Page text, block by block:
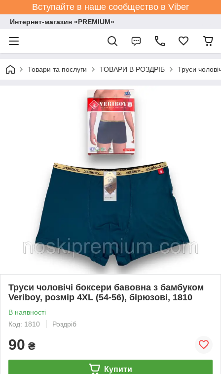
Вступайте в наше сообщество в Viber
Интернет-магазин «PREMIUM»
Товари та послуги ТОВАРИ В РОЗДРІБ Труси
Труси чоловічі боксери бавовна з бамбуком
Veriboy, розмір 4XL (54-56), бірюзові, 1810
В наявності
Код: 1810
Роздріб
90 ₴
Купити